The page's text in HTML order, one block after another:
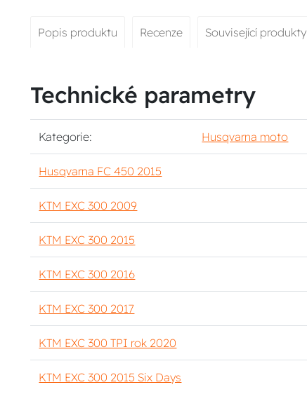
Popis produktu
Recenze Související produkty
Technické parametry
Kategorie: Husqvarna moto
Husqvarna FC 450 2015
KTM EXC 300 2009
KTM EXC 300 2015
KTM EXC 300 2016
KTM EXC 300 2017
KTM EXC 300 TPI rok 2020
KTM EXC 300 2015 Six Days